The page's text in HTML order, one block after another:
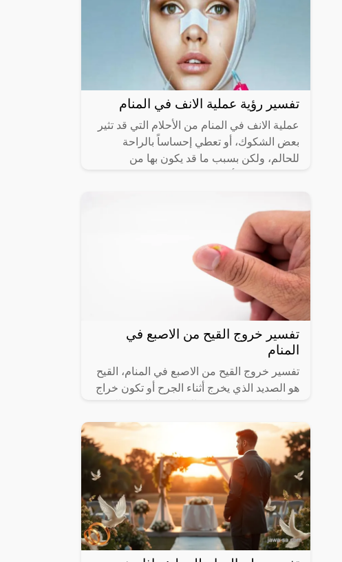
تفسير رؤية عملية الانف في المنام
عملية الانف في المنام من الأحلام التي قد تثير
بعض الشكوك، أو تعطي إحساساً بالراحة
للحالم، ولكن بسبب ما قد يكون بها من
تفسير خروج القيح من الاصبع في
المنام
تفسير خروج القيح من الاصبع في المنام، القيح
هو الصديد الذي يخرج أثناء الجرح أو تكون خراج
تشير إلى العديد من التفسيرات